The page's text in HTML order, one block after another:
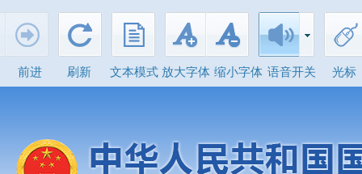
前进 刷新 文本模式 放大字体 缩小字体 语音开关 光标